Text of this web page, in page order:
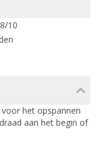
10
het opspannen
aan het begin of